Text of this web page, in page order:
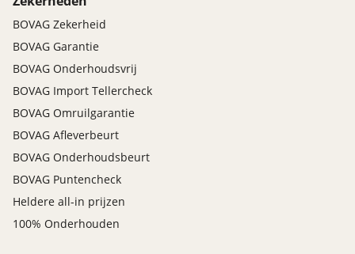
BOVAG Zekerheid
BOVAG Garantie
BOVAG Onderhoudsvrij
BOVAG Import Tellercheck
BOVAG Omruilgarantie
BOVAG Afleverbeurt
BOVAG Onderhoudsbeurt
BOVAG Puntencheck
Heldere all-in prijzen
100% Onderhouden